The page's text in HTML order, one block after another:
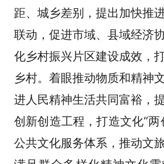
距、城乡差别，提出加快推
联动，促进市域、县域经济
化乡村振兴片区建设成效，
乡村。着眼推动物质和精神
进人民精神生活共同富裕，
创新创造工程，打造文化“
公共文化服务体系，推动文